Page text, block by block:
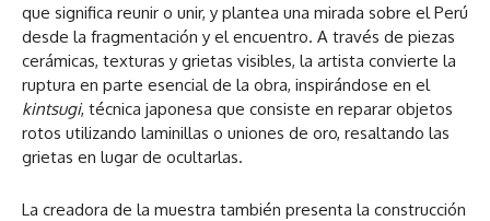
que significa reunir o unir, y plantea una mirada sobre el Perú
desde la fragmentación y el encuentro. A través de piezas
cerámicas, texturas y grietas visibles, la artista convierte la
ruptura en parte esencial de la obra, inspirándose en el
kintsugi, técnica japonesa que consiste en reparar objetos
rotos utilizando laminillas o uniones de oro, resaltando las
grietas en lugar de ocultarlas.
La creadora de la muestra también presenta la construcción